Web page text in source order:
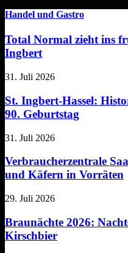
Handel und Gastro
Total Normal zieht ins
Ingbert
31. Juli 2026
St. Ingbert-Hassel:
90. Geburtstag
31. Juli 2026
Verbraucherzentrale
und Käfern in Vorräten
29. Juli 2026
Braunächte 2026:
Kirschbier